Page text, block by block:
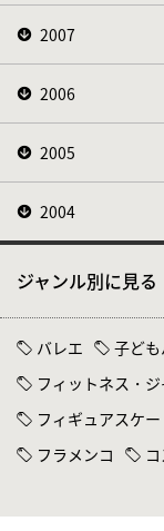
2007
2006
2005
2004
ジャンル別に見る
バレエ 子ど
フィットネス・
フィギュアスケー
フラメンコ